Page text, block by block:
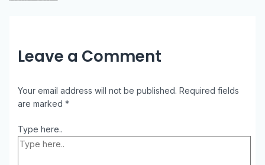
Leave a Comment
Your email address will not be published. Required fields
are marked *
Type here..